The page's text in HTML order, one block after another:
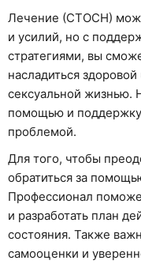
Лечение (СТОСН)
и усилий, но с
стратегиями, вы
насладиться
сексуальной жизнью.
помощью и
проблемой.
Для того, чтобы
обратиться за
Профессионал
и разработать план
состояния. Также
самооценки и